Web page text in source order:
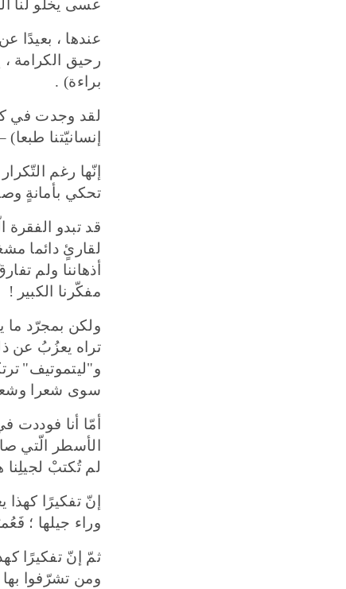
عسى يخلو لنا
عندها ، بعيدًا
رحيق الكرامة ،
براءة) .
لقد وجدت في
إنسانيّتنا طبعا–
إنّها رغم التّكرار
تحكي بأمانةٍ
قد تبدو الفقرة
لقارئٍ دائما
أذهاننا ولم
مفكّرنا الكبير !
ولكن بمجرّد ما
تراه يعزُبُ عن
و"ليتموتيف"
سوى شعرا
أمّا أنا فوددت
الأسطر الّتي
لم تُكتبْ لجيلِنا
إنّ تفكيرًا
وراء جيلها ؛
ثمّ إنّ تفكيرًا
ومن تشرّفوا بها